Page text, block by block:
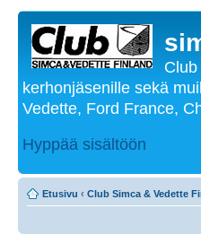
kerhonjäsenille sekä
Vedette, Ford France,
Hyppää sisältöön
Etusivu ‹ Club Simca & Vedette